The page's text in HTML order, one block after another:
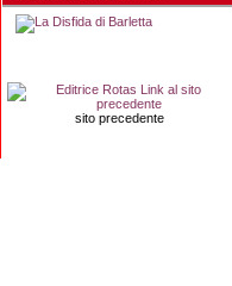
sito precedente